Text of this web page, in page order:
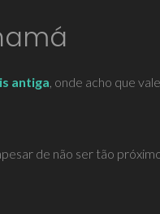
antiga, onde acho que
de não ser tão